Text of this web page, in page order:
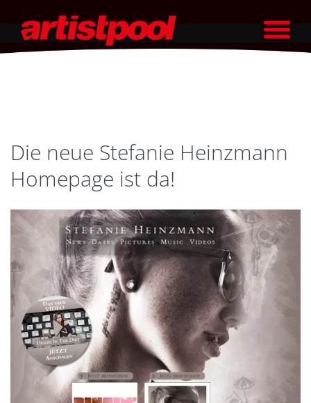
Die neue Stefanie Heinzmann
Homepage ist da!